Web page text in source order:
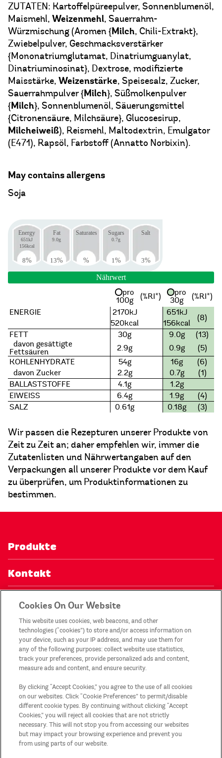
ZUTATEN: Kartoffelpüreepulver, Sonnenblumenöl,
Maismehl, Weizenmehl, Sauerrahm-
Würzmischung (Aromen {Milch, Chili-Extrakt},
Zwiebelpulver, Geschmacksverstärker
{Mononatriumglutamat, Dinatriumguanylat,
Dinatriuminosinat}, Dextrose, modifizierte
Maisstärke, Weizenstärke, Speisesalz, Zucker,
Sauerrahmpulver {Milch}, Süßmolkenpulver
{Milch}, Sonnenblumenöl, Säuerungsmittel
{Citronensäure, Milchsäure}, Glucosesirup,
Milcheiweiß), Reismehl, Maltodextrin, Emulgator
(E471), Rapsöl, Farbstoff (Annatto Norbixin).
May contains allergens
Soja
Energy
651kJ
156kcal
8%
Fat
9.0g
13%
Saturates
%
Sugars
0.7g
1 %
Salt
3%
Nährwert
pro
100g
(%RI*)
pro
30g
(%RI*)
ENERGIE
2170kJ 651kJ
(8)
520kcal
156kcal
FETT
30g 9.0g
(13)
davon gesättigte
Fettsäuren
2.9g 0.9g
(5)
KOHLENHYDRATE
54g 16g
(6)
davon Zucker
2.2g 0.7g
(1)
BALLASTSTOFFE
4.1g
1.2g
EIWEISS
6.4g 1.9g
(4)
SALZ
0.61g 0.18g (3)
Wir passen die Rezepturen unserer Produkte von
Zeit zu Zeit an; daher empfehlen wir, immer die
Zutatenlisten und Nährwertangaben auf den
Verpackungen all unserer Produkte vor dem Kauf
zu überprüfen, um Produktinformationen zu
bestimmen.
Produkte
Kontakt
Datenschutzerklärung
Mein Konto
Impressum
Sitemap
Land/Region
Cookies On Our Website
This website uses cookies, web beacons, and other
technologies (“cookies”) to store and/or access information on
your device, such as your IP address, and may use them for
any of the following purposes: collect website use statistics,
track your preferences, provide personalized ads and content,
measure ads and content, and ensure security.
By clicking “Accept Cookies,” you agree to the use of all cookies
on our websites. Click “Cookie Preferences” to permit/disable
different cookie types. By continuing without clicking “Accept
Cookies,” you will reject all cookies that are not strictly
necessary. This will not stop you from accessing our websites
but may impact your browsing experience and prevent you
from using parts of our website.